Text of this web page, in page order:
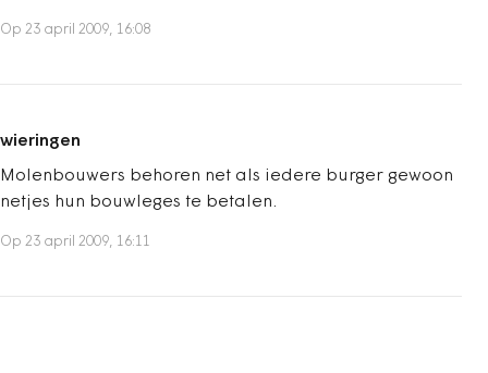
Op 23 april 2009, 16:08
wieringen
Molenbouwers behoren net als iedere burger gewoon
netjes hun bouwleges te betalen.
Op 23 april 2009, 16:11